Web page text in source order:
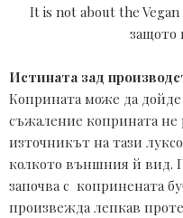
It is not about the Vegan
защото
Истината зад
Коприната може да дойде
съжаление коприната не
източникът на тази
колкото външния й вид.
започва с  копринената
произвежда лепкав